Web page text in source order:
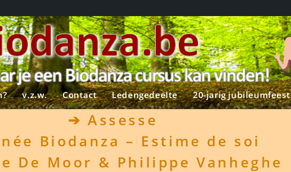
v.z.w. Contact Ledengedeelte 20-jarig jubileumfeest
➔ Assesse
Biodanza – Estime de soi
De Moor & Philippe Vanheghe